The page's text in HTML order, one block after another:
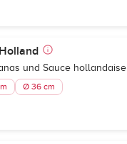
und Sauce hollandaise
Ø 36 cm